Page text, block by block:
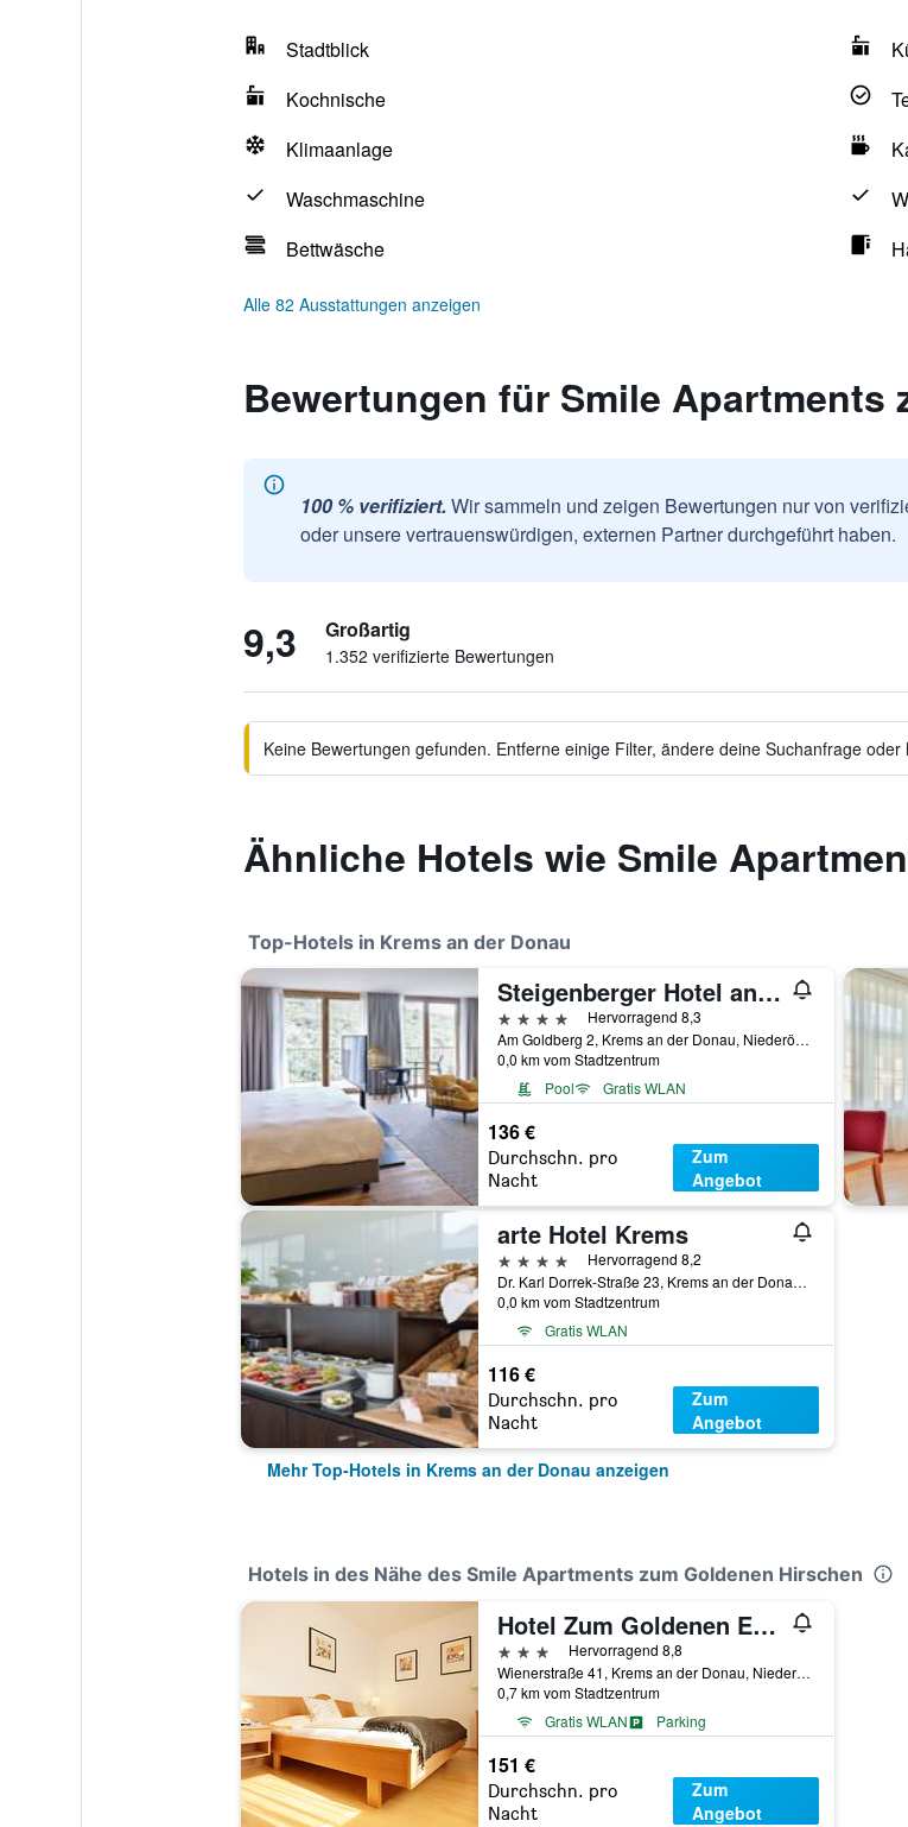
Stadtblick
Kochnische
Klimaanlage
Waschmaschine
Bettwäsche
Alle 82 Ausstattungen anzeigen
Bewertungen für Smile Apartments
100 % verifiziert. Wir sammeln und zeigen Bewertungen nur von
oder unsere vertrauenswürdigen, externen Partner durchgeführt haben.
9,3 Großartig
1.352 verifizierte Bewertungen
Keine Bewertungen gefunden. Entferne einige Filter, ändere deine Suchanfrage
Ähnliche Hotels wie Smile
Top-Hotels in Krems an der Donau
Steigenberger Hotel and Spa Krems
4 Sterne
Hervorragend 8,3
Am Goldberg 2, Krems an der Donau, Niederösterreich, Österreich
0,0 km vom Stadtzentrum
Pool
Gratis WLAN
136 €
Durchschn. pro
Nacht
Zum
Angebot
arte Hotel Krems
4 Sterne
Hervorragend 8,2
Dr. Karl Dorrek-Straße 23, Krems an der Donau, Niederösterreich, Österreich
0,0 km vom Stadtzentrum
Gratis WLAN
116 €
Durchschn. pro
Nacht
Zum
Angebot
Mehr Top-Hotels in Krems an der Donau anzeigen
Hotels in des Nähe des Smile Apartments zum Goldenen Hirschen
Hotel Zum Goldenen Engel (Adults Only)
3 Sterne
Hervorragend 8,8
Wienerstraße 41, Krems an der Donau, Niederösterreich, Österreich
0,7 km vom Stadtzentrum
Gratis WLAN
Parking
151 €
Durchschn. pro
Nacht
Zum
Angebot